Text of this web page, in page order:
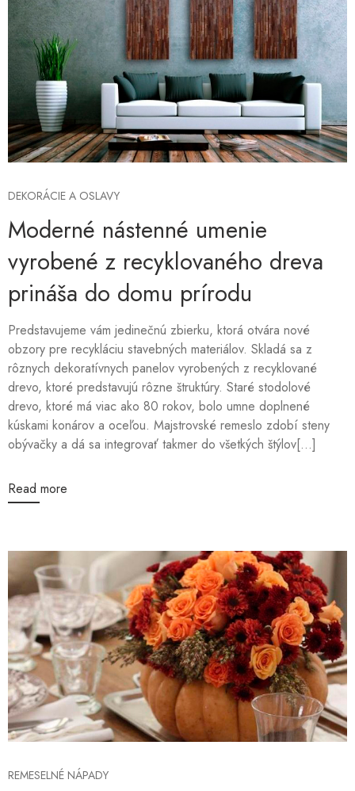
DEKORÁCIE A OSLAVY
Moderné nástenné umenie
vyrobené z recyklovaného dreva
prináša do domu prírodu
Predstavujeme vám jedinečnú zbierku, ktorá otvára nové
obzory pre recykláciu stavebných materiálov. Skladá sa z
rôznych dekoratívnych panelov vyrobených z recyklované
drevo, ktoré predstavujú rôzne štruktúry. Staré stodolové
drevo, ktoré má viac ako 80 rokov, bolo umne doplnené
kúskami konárov a oceľou. Majstrovské remeslo zdobí steny
obývačky a dá sa integrovať takmer do všetkých štýlov[...]
Read more
REMESELNÉ NÁPADY